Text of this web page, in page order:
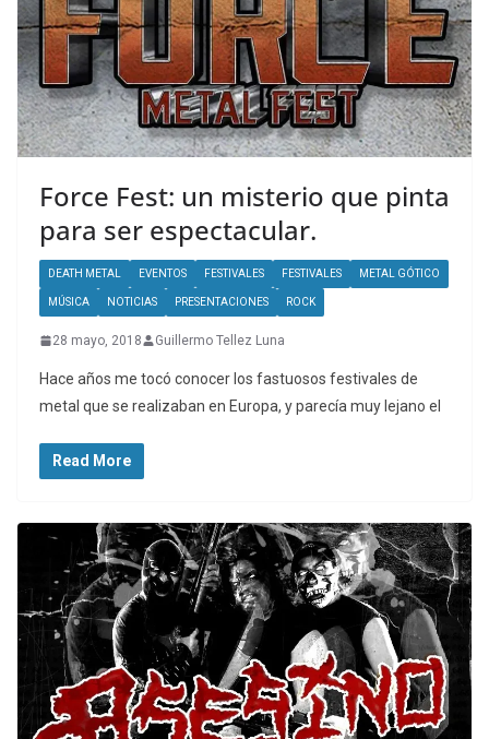
Force Fest: un misterio que pinta
para ser espectacular.
DEATH METAL EVENTOS FESTIVALES FESTIVALES METAL GÓTICO
MÚSICA NOTICIAS PRESENTACIONES ROCK
28 mayo, 2018 Guillermo Tellez Luna
Hace años me tocó conocer los fastuosos festivales de
metal que se realizaban en Europa, y parecía muy lejano el
Read More